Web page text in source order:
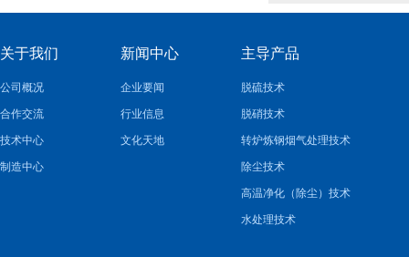
关于我们
公司概况
合作交流
技术中心
制造中心
新闻中心
企业要闻
行业信息
文化天地
主导产品
脱硫技术
脱硝技术
转炉炼钢烟气处理技术
除尘技术
高温净化（除尘）技术
水处理技术